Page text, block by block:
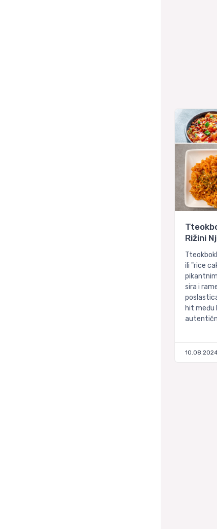
Rižini
ili "rice
sira i
hit među